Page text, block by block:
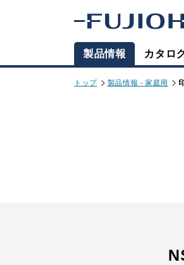
製品情報 カタロ
トップ 製品情報 - 家庭用